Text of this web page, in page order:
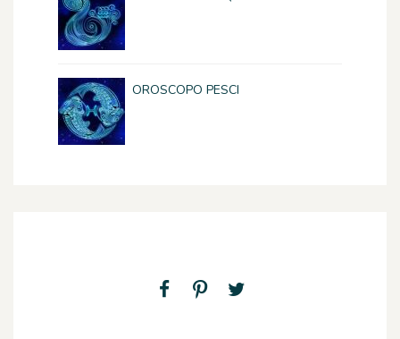
OROSCOPO PESCI